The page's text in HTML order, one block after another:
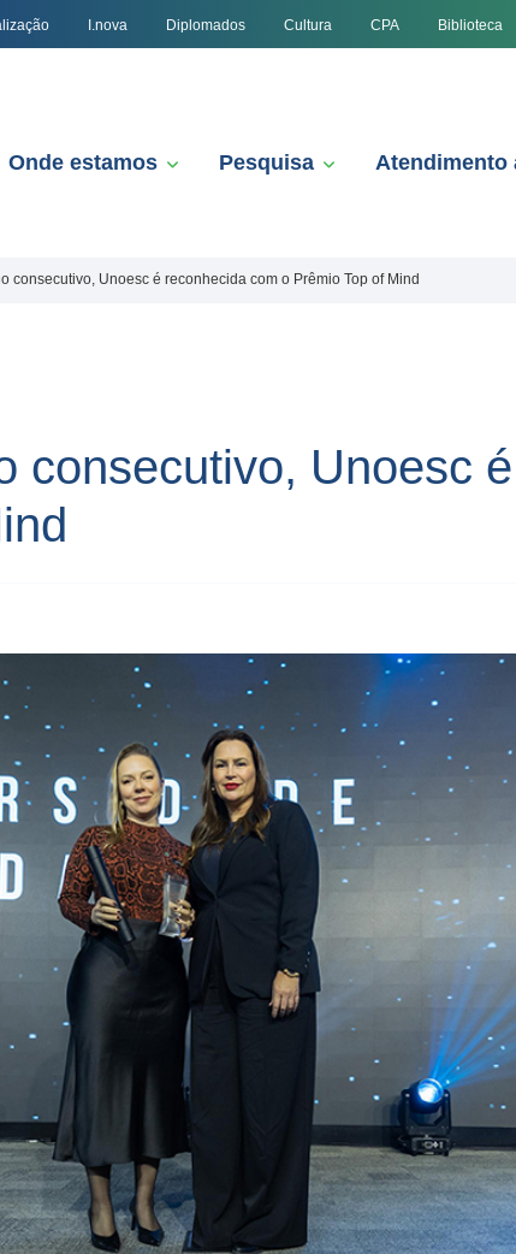
I.nova Diplomados Cultura CPA Biblioteca
Onde estamos Pesquisa Atendimento
consecutivo, Unoesc é reconhecida com o Prêmio Top of Mind
consecutivo, Unoesc